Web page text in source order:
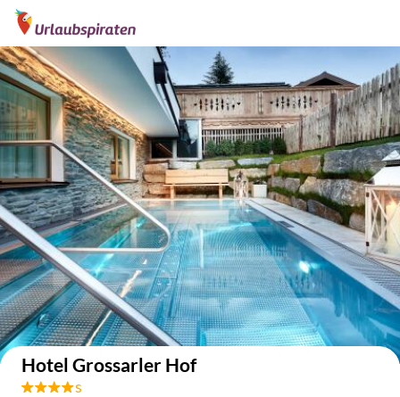
Auf der Karte anzeigen
Hotel Grossarler Hof
s